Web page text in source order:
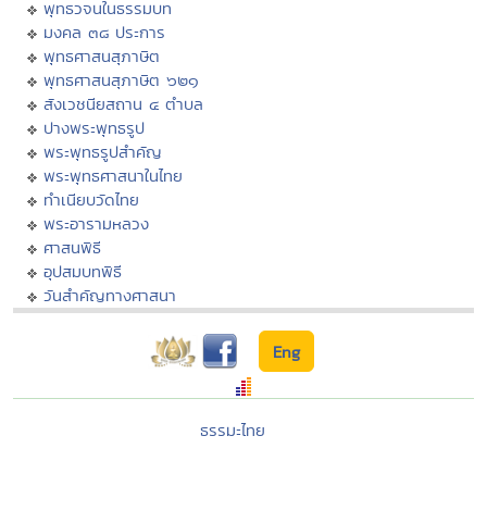
พุทธวจนในธรรมบท
มงคล ๓๘ ประการ
พุทธศาสนสุภาษิต
พุทธศาสนสุภาษิต ๖๒๑
สังเวชนียสถาน ๔ ตำบล
ปางพระพุทธรูป
พระพุทธรูปสำคัญ
พระพุทธศาสนาในไทย
ทำเนียบวัดไทย
พระอารามหลวง
ศาสนพิธี
อุปสมบทพิธี
วันสำคัญทางศาสนา
Eng
ธรรมะไทย